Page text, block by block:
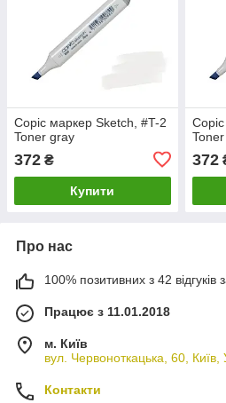
Copic маркер Sketch, #T-2
Toner gray
372 ₴
Купити
372
Про нас
100% позитивних з 42 відгуків
Працює з 11.01.2018
м. Київ
вул. Червоноткацька, 60, Київ,
Контакти